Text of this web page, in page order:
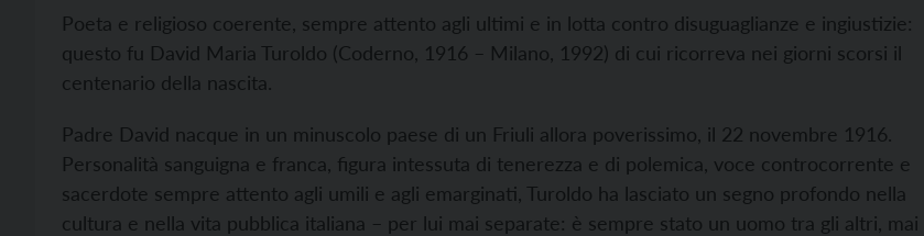
Poeta e religioso coerente, sempre attento agli ultimi e in lotta contro disuguaglianze e ingiustizie:
questo fu David Maria Turoldo (Coderno, 1916 – Milano, 1992) di cui ricorreva nei giorni scorsi il
centenario della nascita.
Padre David nacque in un minuscolo paese di un Friuli allora poverissimo, il 22 novembre 1916.
Personalità sanguigna e franca, figura intessuta di tenerezza e di polemica, voce controcorrente e
sacerdote sempre attento agli umili e agli emarginati, Turoldo ha lasciato un segno profondo nella
cultura e nella vita pubblica italiana – per lui mai separate: è sempre stato un uomo tra gli altri, mai